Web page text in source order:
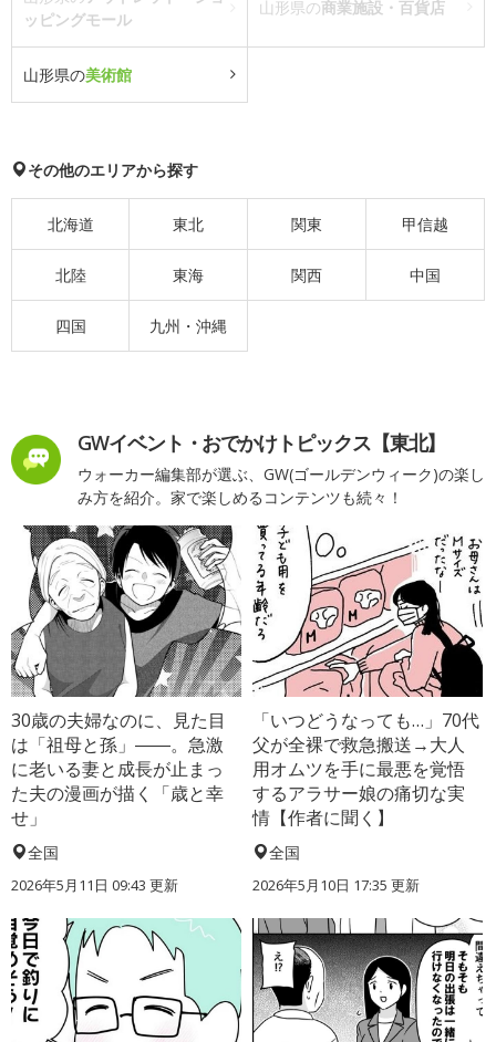
ッピングモール
山形県の商業施設・百貨店
山形県の美術館
その他のエリアから探す
北海道 東北 関東 甲信越
北陸 東海 関西 中国
四国 九州・沖縄
GWイベント・おでかけトピックス【東北】
ウォーカー編集部が選ぶ、GW(ゴールデンウィーク)の楽し
み方を紹介。家で楽しめるコンテンツも続々！
30歳の夫婦なのに、見た目
は「祖母と孫」――。急激
に老いる妻と成長が止まっ
た夫の漫画が描く「歳と幸
せ」
全国
2026年5月11日 09:43 更新
「いつどうなっても…」70代
父が全裸で救急搬送→大人
用オムツを手に最悪を覚悟
するアラサー娘の痛切な実
情【作者に聞く】
全国
2026年5月10日 17:35 更新